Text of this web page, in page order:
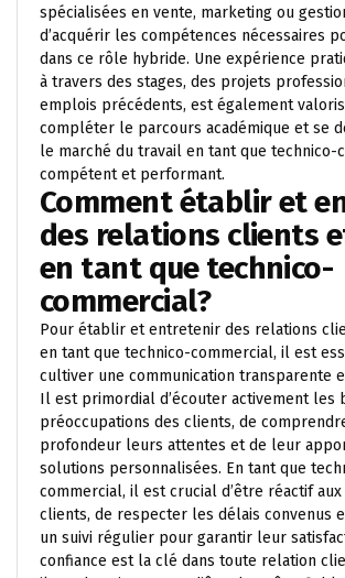
spécialisées en vente, marketing ou
d’acquérir les compétences nécessaires
dans ce rôle hybride. Une expérience
à travers des stages, des projets
emplois précédents, est également
compléter le parcours académique et se
le marché du travail en tant que technico-
compétent et performant.
Comment établir et
des relations clients
en tant que technico-
commercial?
Pour établir et entretenir des relations
en tant que technico-commercial, il est
cultiver une communication transparente
Il est primordial d’écouter activement les
préoccupations des clients, de
profondeur leurs attentes et de leur
solutions personnalisées. En tant que
commercial, il est crucial d’être réactif aux
clients, de respecter les délais convenus
un suivi régulier pour garantir leur
confiance est la clé dans toute relation